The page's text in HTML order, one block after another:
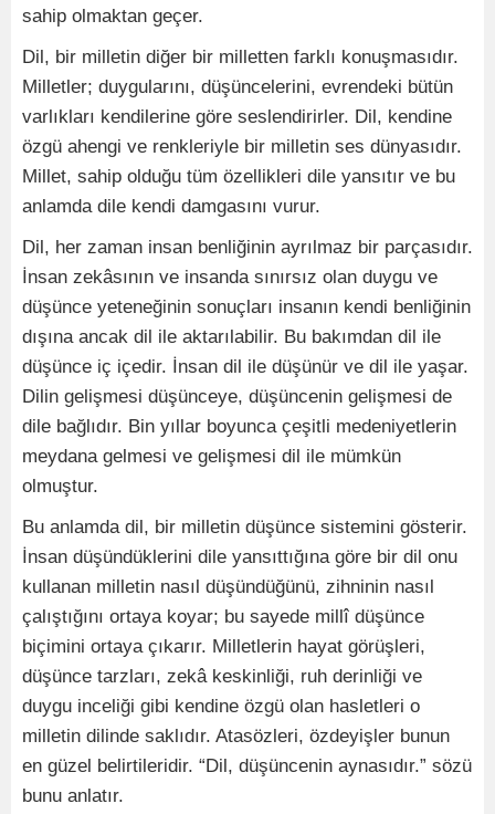
sahip olmaktan geçer.
Dil, bir milletin diğer bir milletten farklı konuşmasıdır.
Milletler; duygularını, düşüncelerini, evrendeki bütün
varlıkları kendilerine göre seslendirirler. Dil, kendine
özgü ahengi ve renkleriyle bir milletin ses dünyasıdır.
Millet, sahip olduğu tüm özellikleri dile yansıtır ve bu
anlamda dile kendi damgasını vurur.
Dil, her zaman insan benliğinin ayrılmaz bir parçasıdır.
İnsan zekâsının ve insanda sınırsız olan duygu ve
düşünce yeteneğinin sonuçları insanın kendi benliğinin
dışına ancak dil ile aktarılabilir. Bu bakımdan dil ile
düşünce iç içedir. İnsan dil ile düşünür ve dil ile yaşar.
Dilin gelişmesi düşünceye, düşüncenin gelişmesi de
dile bağlıdır. Bin yıllar boyunca çeşitli medeniyetlerin
meydana gelmesi ve gelişmesi dil ile mümkün
olmuştur.
Bu anlamda dil, bir milletin düşünce sistemini gösterir.
İnsan düşündüklerini dile yansıttığına göre bir dil onu
kullanan milletin nasıl düşündüğünü, zihninin nasıl
çalıştığını ortaya koyar; bu sayede millî düşünce
biçimini ortaya çıkarır. Milletlerin hayat görüşleri,
düşünce tarzları, zekâ keskinliği, ruh derinliği ve
duygu inceliği gibi kendine özgü olan hasletleri o
milletin dilinde saklıdır. Atasözleri, özdeyişler bunun
en güzel belirtileridir. “Dil, düşüncenin aynasıdır.” sözü
bunu anlatır.